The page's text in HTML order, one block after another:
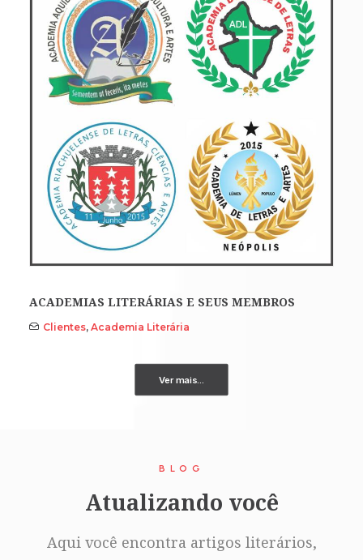
ACADEMIAS LITERÁRIAS E SEUS MEMBROS
Clientes, Academia Literária
Ver mais...
BLOG
Atualizando você
Aqui você encontra artigos literários,